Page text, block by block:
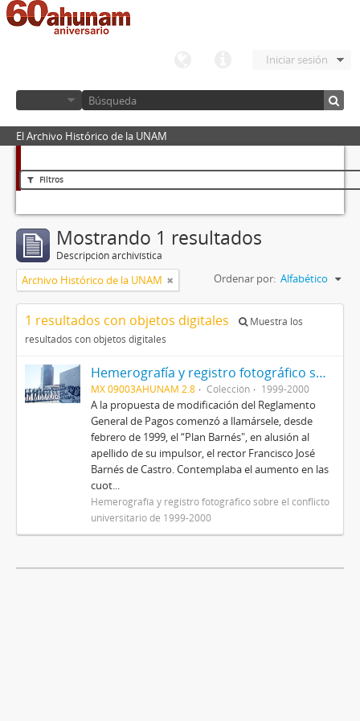
Iniciar sesión
El Archivo Histórico de la UNAM
Filtros
Mostrando 1 resultados
Descripción archivística
Archivo Histórico de la UNAM Ordenar por: Alfabético
1 resultados con objetos digitales
Muestra los
resultados con objetos digitales
Hemerografía y registro fotográfico sobre el conflicto universitario de 1999-2000
MX 09003AHUNAM 2.8 Colección 1999-2000
A la propuesta de modificación del Reglamento
General de Pagos comenzó a llamársele, desde
febrero de 1999, el “Plan Barnés", en alusión al
apellido de su impulsor, el rector Francisco José
Barnés de Castro. Contemplaba el aumento en las
cuot...
Hemerografía y registro fotográfico sobre el conflicto
universitario de 1999-2000